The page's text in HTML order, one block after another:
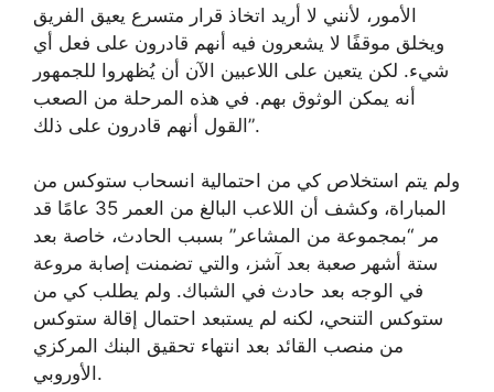
الأمور، لأنني لا أريد اتخاذ قرار متسرع يعيق الفريق
ويخلق موقفًا لا يشعرون فيه أنهم قادرون على فعل أي
شيء. لكن يتعين على اللاعبين الآن أن يُظهروا للجمهور
أنه يمكن الوثوق بهم. في هذه المرحلة من الصعب
القول أنهم قادرون على ذلك”.
ولم يتم استخلاص كي من احتمالية انسحاب ستوكس من
المباراة، وكشف أن اللاعب البالغ من العمر 35 عامًا قد
مر “بمجموعة من المشاعر” بسبب الحادث، خاصة بعد
ستة أشهر صعبة بعد آشز، والتي تضمنت إصابة مروعة
في الوجه بعد حادث في الشباك. ولم يطلب كي من
ستوكس التنحي، لكنه لم يستبعد احتمال إقالة ستوكس
من منصب القائد بعد انتهاء تحقيق البنك المركزي
الأوروبي.